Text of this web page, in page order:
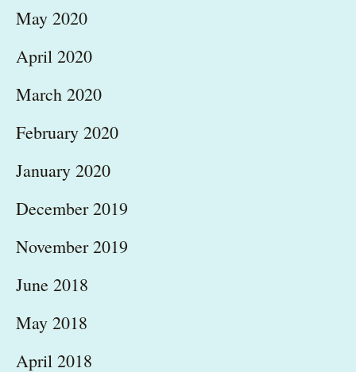
May 2020
April 2020
March 2020
February 2020
January 2020
December 2019
November 2019
June 2018
May 2018
April 2018